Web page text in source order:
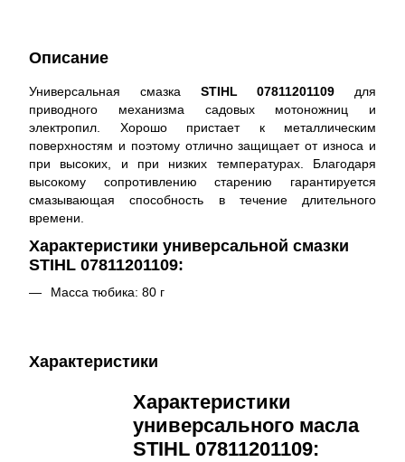
Описание
Универсальная смазка STIHL 07811201109 для
приводного механизма садовых мотоножниц и
электропил. Хорошо пристает к металлическим
поверхностям и поэтому отлично защищает от износа и
при высоких, и при низких температурах. Благодаря
высокому сопротивлению старению гарантируется
смазывающая способность в течение длительного
времени.
Характеристики универсальной смазки
STIHL 07811201109:
Масса тюбика: 80 г
Характеристики
Характеристики
универсального масла
STIHL 07811201109: